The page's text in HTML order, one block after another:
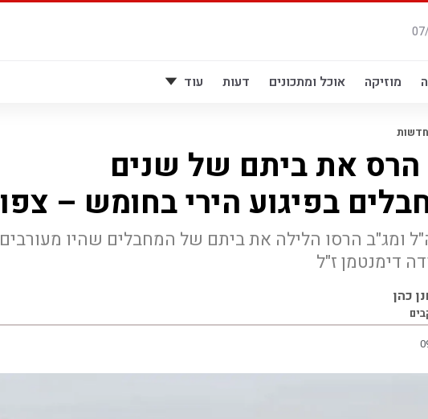
מוזיקה אוכל ומתכונים דעות עוד
חדשות
הרס את ביתם של שנים
בפיגוע הירי בחומש – צפו
ומג"ב הרסו הלילה את ביתם של המחבלים שהיו מעורבים
דימנטמן ז"ל
כהן